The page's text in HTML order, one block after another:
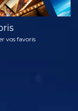
vos favoris